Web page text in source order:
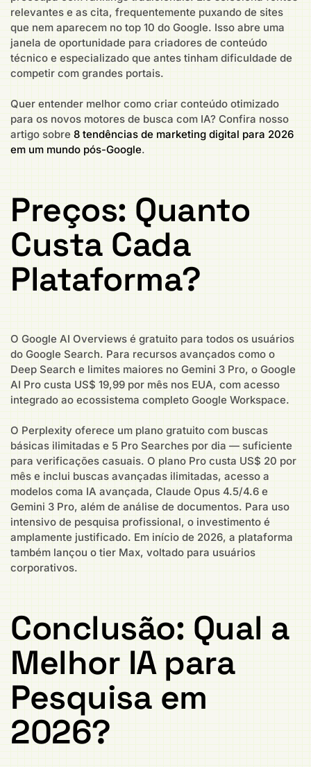
relevantes e as cita, frequentemente puxando de sites
que nem aparecem no top 10 do Google. Isso abre uma
janela de oportunidade para criadores de conteúdo
técnico e especializado que antes tinham dificuldade de
competir com grandes portais.
Quer entender melhor como criar conteúdo otimizado
para os novos motores de busca com IA? Confira nosso
artigo sobre 8 tendências de marketing digital para 2026
em um mundo pós-Google.
Preços: Quanto
Custa Cada
Plataforma?
O Google AI Overviews é gratuito para todos os usuários
do Google Search. Para recursos avançados como o
Deep Search e limites maiores no Gemini 3 Pro, o Google
AI Pro custa US$ 19,99 por mês nos EUA, com acesso
integrado ao ecossistema completo Google Workspace.
O Perplexity oferece um plano gratuito com buscas
básicas ilimitadas e 5 Pro Searches por dia — suficiente
para verificações casuais. O plano Pro custa US$ 20 por
mês e inclui buscas avançadas ilimitadas, acesso a
modelos coma IA avançada, Claude Opus 4.5/4.6 e
Gemini 3 Pro, além de análise de documentos. Para uso
intensivo de pesquisa profissional, o investimento é
amplamente justificado. Em início de 2026, a plataforma
também lançou o tier Max, voltado para usuários
corporativos.
Conclusão: Qual a
Melhor IA para
Pesquisa em
2026?